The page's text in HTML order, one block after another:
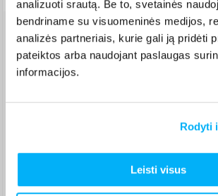
analizuoti srautą. Be to, svetainės
bendriname su visuomeninės medijos,
analizės partneriais, kurie gali ją pridėti
pateiktos arba naudojant paslaugas
informacijos.
Rodyti
Leisti visus
Venipak paštomatas ( 2,39 € )
Pristato ir šeštadienį
Rugpjūtis 12d. - Rugpjūtis 18d.
Rugpjūtis 13d. - Rugpjūtis 19d.
Rugpjūtis 12d. - Rugpjūtis 18d.
Smartposti paštomatas ( 2,39 €
Pristato ir šeštadienį